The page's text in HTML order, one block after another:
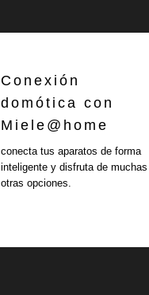
Conexión
domótica con
Miele@home
conecta tus aparatos de forma
inteligente y disfruta de muchas
otras opciones.